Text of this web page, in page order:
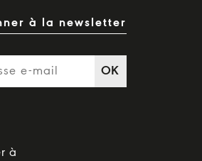
à la newsletter
OK
à